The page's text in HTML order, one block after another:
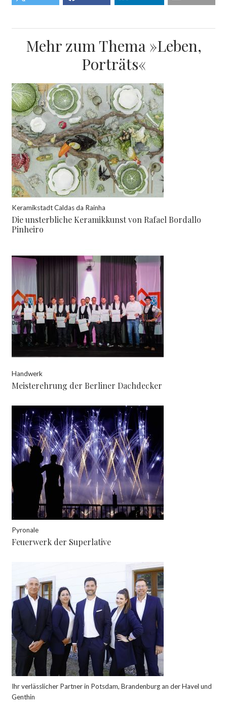
Mehr zum Thema »Leben,
Porträts«
Keramikstadt Caldas da Rainha
Die unsterbliche Keramikkunst von Rafael Bordallo
Pinheiro
Handwerk
Meisterehrung der Berliner Dachdecker
Pyronale
Feuerwerk der Superlative
Ihr verlässlicher Partner in Potsdam, Brandenburg an der Havel und
Genthin